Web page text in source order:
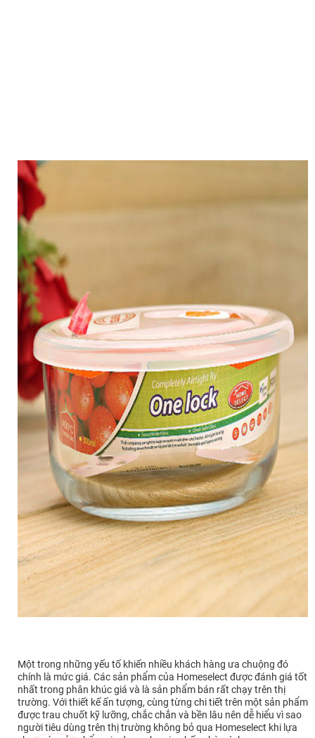
Một trong những yếu tố khiến nhiều khách hàng ưa chuộng đó
chính là mức giá. Các sản phẩm của Homeselect được đánh giá tốt
nhất trong phân khúc giá và là sản phẩm bán rất chạy trên thị
trường. Với thiết kế ấn tượng, cùng từng chi tiết trên một sản phẩm
được trau chuốt kỹ lưỡng, chắc chắn và bền lâu nên dễ hiểu vì sao
người tiêu dùng trên thị trường không bỏ qua Homeselect khi lựa